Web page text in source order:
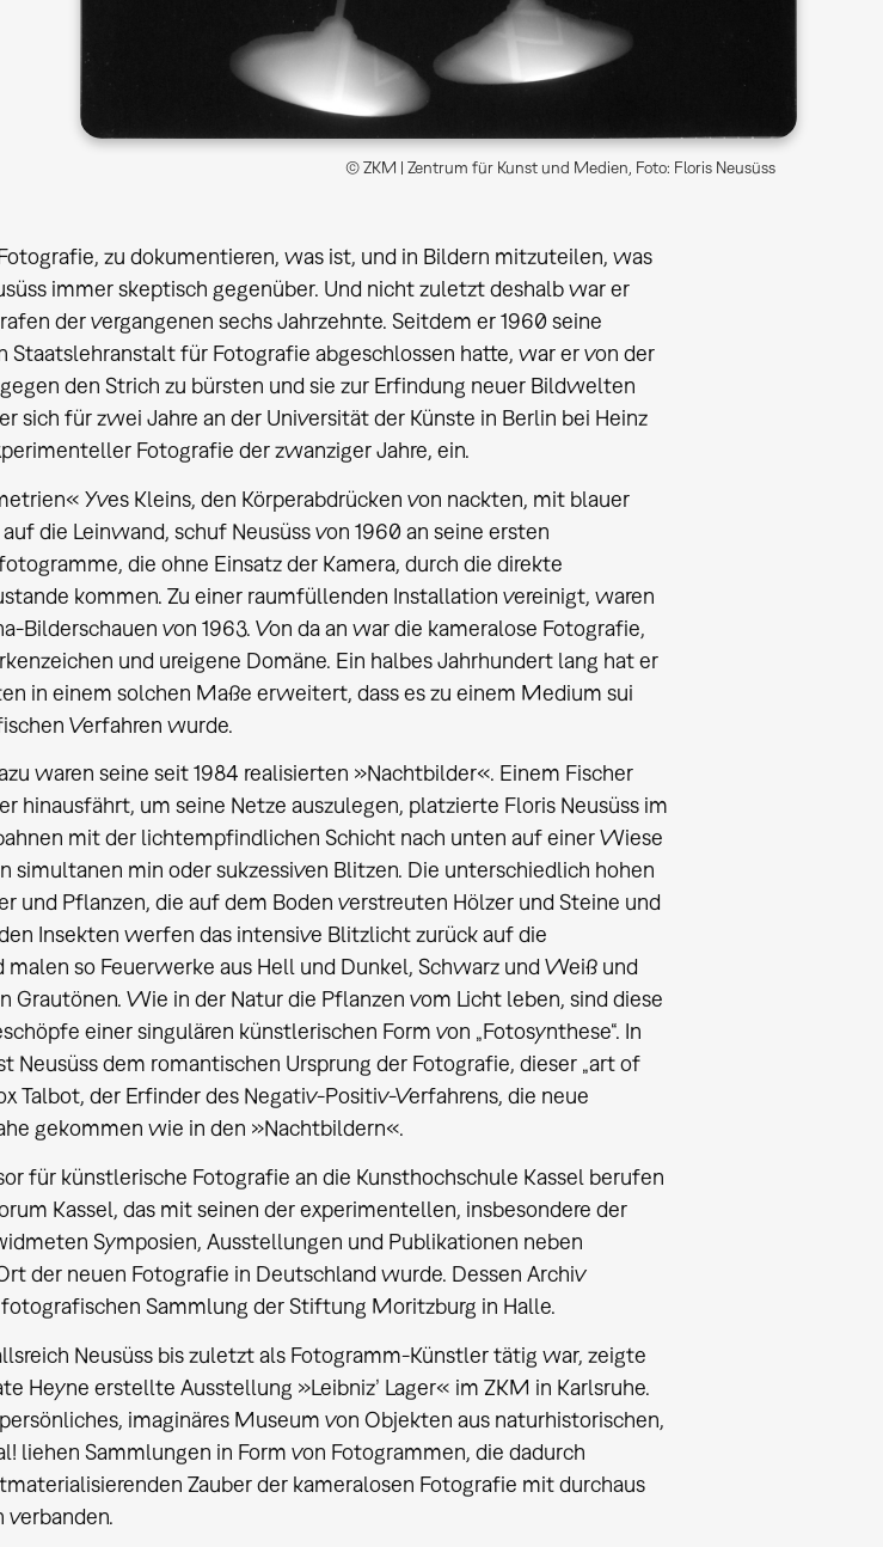
© ZKM | Zentrum für Kunst und Medien, Foto: Floris Neusüss
zu dokumentieren, was ist, und in Bildern mitzuteilen, was
immer skeptisch gegenüber. Und nicht zuletzt deshalb war er
der vergangenen sechs Jahrzehnte. Seitdem er 1960 seine
Staatslehranstalt für Fotografie abgeschlossen hatte, war er von der
den Strich zu bürsten und sie zur Erfindung neuer Bildwelten
sich für zwei Jahre an der Universität der Künste in Berlin bei Heinz
Fotografie der zwanziger Jahre, ein.
Yves Kleins, den Körperabdrücken von nackten, mit blauer
die Leinwand, schuf Neusüss von 1960 an seine ersten
die ohne Einsatz der Kamera, durch die direkte
kommen. Zu einer raumfüllenden Installation vereinigt, waren
Bilderschauen von 1963. Von da an war die kameralose Fotografie,
und ureigene Domäne. Ein halbes Jahrhundert lang hat er
in einem solchen Maße erweitert, dass es zu einem Medium sui
Verfahren wurde.
waren seine seit 1984 realisierten »Nachtbilder«. Einem Fischer
hinausfährt, um seine Netze auszulegen, platzierte Floris Neusüss im
mit der lichtempfindlichen Schicht nach unten auf einer Wiese
simultanen min oder sukzessiven Blitzen. Die unterschiedlich hohen
und Pflanzen, die auf dem Boden verstreuten Hölzer und Steine und
Insekten werfen das intensive Blitzlicht zurück auf die
so Feuerwerke aus Hell und Dunkel, Schwarz und Weiß und
Grautönen. Wie in der Natur die Pflanzen vom Licht leben, sind diese
einer singulären künstlerischen Form von „Fotosynthese“. In
Neusüss dem romantischen Ursprung der Fotografie, dieser „art of
Talbot, der Erfinder des Negativ-Positiv-Verfahrens, die neue
gekommen wie in den »Nachtbildern«.
für künstlerische Fotografie an die Kunsthochschule Kassel berufen
Kassel, das mit seinen der experimentellen, insbesondere der
Symposien, Ausstellungen und Publikationen neben
der neuen Fotografie in Deutschland wurde. Dessen Archiv
Sammlung der Stiftung Moritzburg in Halle.
Neusüss bis zuletzt als Fotogramm-Künstler tätig war, zeigte
Heyne erstellte Ausstellung »Leibniz’ Lager« im ZKM in Karlsruhe.
imaginäres Museum von Objekten aus naturhistorischen,
liehen Sammlungen in Form von Fotogrammen, die dadurch
Zauber der kameralosen Fotografie mit durchaus